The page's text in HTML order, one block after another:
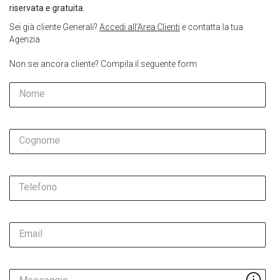
riservata e gratuita.
Sei già cliente Generali? Accedi all’Area Clienti e contatta la tua
Agenzia
Non sei ancora cliente? Compila il seguente form
Nome
Cognome
Telefono
Email